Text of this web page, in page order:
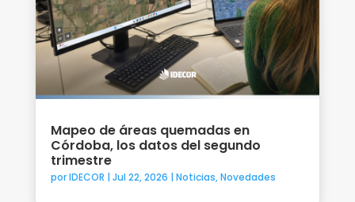
Mapeo de áreas quemadas en
Córdoba, los datos del segundo
trimestre
porIDECOR | Jul 22, 2026 | Noticias,Novedades